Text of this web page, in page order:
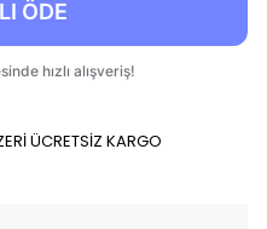
ÜCRETSİZ KARGO